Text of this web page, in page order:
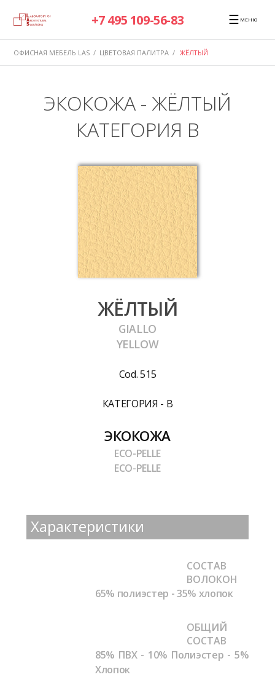
+7 495 109-56-83 ☰ МЕНЮ
ОФИСНАЯ МЕБЕЛЬ LAS / ЦВЕТОВАЯ ПАЛИТРА / ЖЁЛТЫЙ
ЭКОКОЖА - ЖЁЛТЫЙ
КАТЕГОРИЯ B
ЖЁЛТЫЙ
GIALLO
YELLOW
Cod. 515
КАТЕГОРИЯ - B
ЭКОКОЖА
ECO-PELLE
ECO-PELLE
Характеристики
СОСТАВ
ВОЛОКОН
65% полиэстер - 35% хлопок
ОБЩИЙ
СОСТАВ
85% ПВХ - 10% Полиэстер - 5%
Хлопок